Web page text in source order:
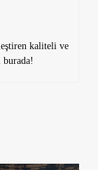
kaliteli ve